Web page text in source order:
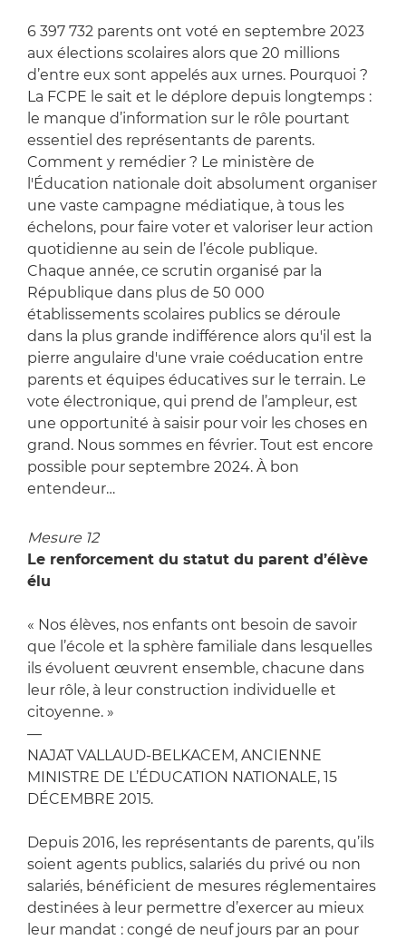
6 397 732 parents ont voté en septembre 2023
aux élections scolaires alors que 20 millions
d’entre eux sont appelés aux urnes. Pourquoi ?
La FCPE le sait et le déplore depuis longtemps :
le manque d’information sur le rôle pourtant
essentiel des représentants de parents.
Comment y remédier ? Le ministère de
l'Éducation nationale doit absolument organiser
une vaste campagne médiatique, à tous les
échelons, pour faire voter et valoriser leur action
quotidienne au sein de l’école publique.
Chaque année, ce scrutin organisé par la
République dans plus de 50 000
établissements scolaires publics se déroule
dans la plus grande indifférence alors qu'il est la
pierre angulaire d'une vraie coéducation entre
parents et équipes éducatives sur le terrain. Le
vote électronique, qui prend de l’ampleur, est
une opportunité à saisir pour voir les choses en
grand. Nous sommes en février. Tout est encore
possible pour septembre 2024. À bon
entendeur…
Mesure 12
Le renforcement du statut du parent d’élève
élu
« Nos élèves, nos enfants ont besoin de savoir
que l’école et la sphère familiale dans lesquelles
ils évoluent œuvrent ensemble, chacune dans
leur rôle, à leur construction individuelle et
citoyenne. »
—
NAJAT VALLAUD-BELKACEM, ANCIENNE
MINISTRE DE L’ÉDUCATION NATIONALE, 15
DÉCEMBRE 2015.
Depuis 2016, les représentants de parents, qu’ils
soient agents publics, salariés du privé ou non
salariés, bénéficient de mesures réglementaires
destinées à leur permettre d’exercer au mieux
leur mandat : congé de neuf jours par an pour